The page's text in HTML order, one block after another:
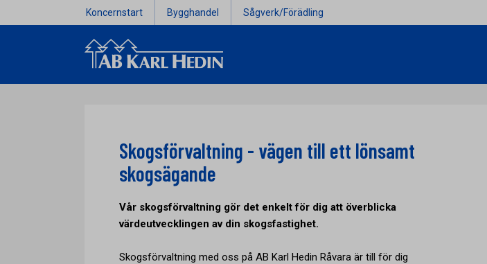
Koncernstart Bygghandel Sågverk/Förädling
Skogsförvaltning - vägen till ett lönsamt
skogsägande
Vår skogsförvaltning gör det enkelt för dig att överblicka
värdeutvecklingen av din skogsfastighet.
Skogsförvaltning med oss på AB Karl Hedin Råvara är till för dig